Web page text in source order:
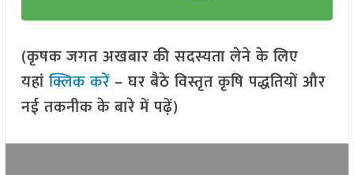
(कृषक जगत अखबार की सदस्यता लेने के लिए
यहांक्लिक करें– घर बैठे विस्तृत कृषि पद्धतियों और
नई तकनीक के बारे में पढ़ें)